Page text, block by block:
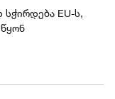
სჭირდება EU-ს,